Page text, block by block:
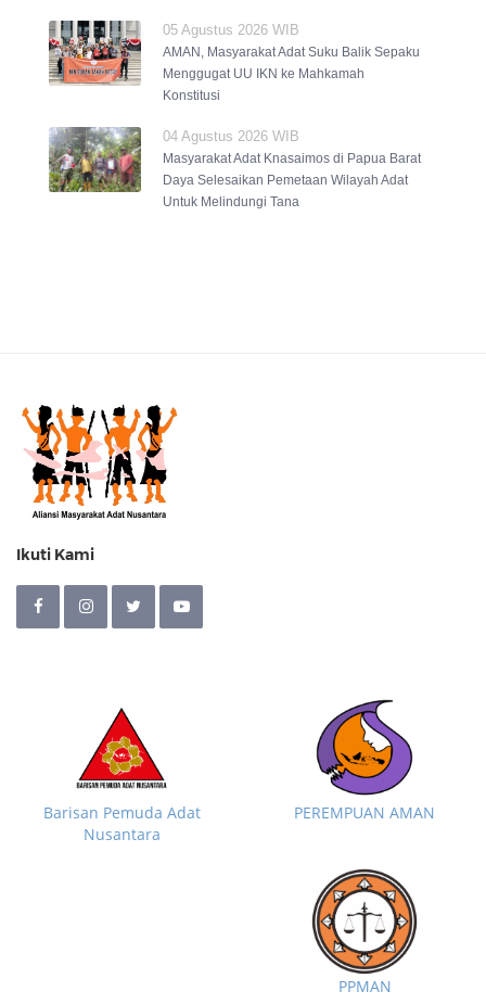
05 Agustus 2026 WIB
AMAN, Masyarakat Adat Suku Balik Sepaku
Menggugat UU IKN ke Mahkamah
Konstitusi
04 Agustus 2026 WIB
Masyarakat Adat Knasaimos di Papua Barat
Daya Selesaikan Pemetaan Wilayah Adat
Untuk Melindungi Tana
Ikuti Kami
Barisan Pemuda Adat
Nusantara
PEREMPUAN AMAN
PPMAN